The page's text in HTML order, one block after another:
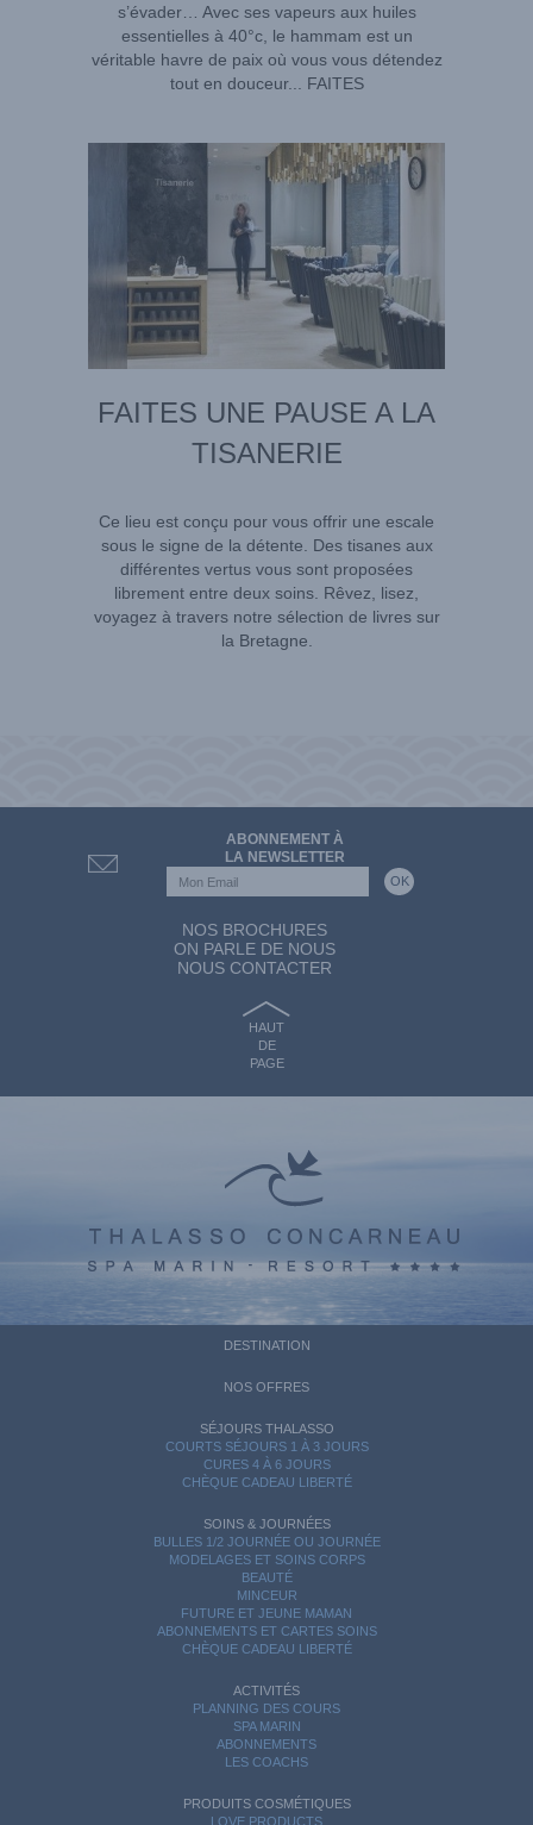
s’évader… Avec ses vapeurs aux huiles
essentielles à 40°c, le hammam est un
véritable havre de paix où vous vous détendez
tout en douceur... FAITES
FAITES UNE PAUSE A LA
TISANERIE
Ce lieu est conçu pour vous offrir une escale
sous le signe de la détente. Des tisanes aux
différentes vertus vous sont proposées
librement entre deux soins. Rêvez, lisez,
voyagez à travers notre sélection de livres sur
la Bretagne.
ABONNEMENT À
LA NEWSLETTER
NOS BROCHURES
ON PARLE DE NOUS
NOUS CONTACTER
HAUT
DE
PAGE
DESTINATION
NOS OFFRES
SÉJOURS THALASSO
COURTS SÉJOURS 1 À 3 JOURS
CURES 4 À 6 JOURS
CHÈQUE CADEAU LIBERTÉ
SOINS & JOURNÉES
BULLES 1/2 JOURNÉE OU JOURNÉE
MODELAGES ET SOINS CORPS
BEAUTÉ
MINCEUR
FUTURE ET JEUNE MAMAN
ABONNEMENTS ET CARTES SOINS
CHÈQUE CADEAU LIBERTÉ
ACTIVITÉS
PLANNING DES COURS
SPA MARIN
ABONNEMENTS
LES COACHS
PRODUITS COSMÉTIQUES
LOVE PRODUCTS